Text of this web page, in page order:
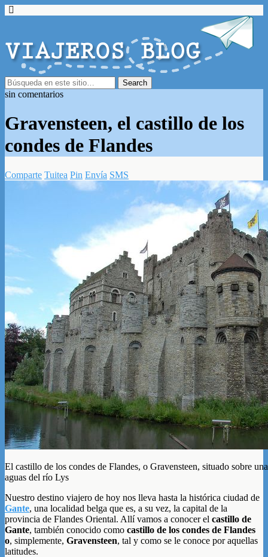
sin comentarios
Gravensteen, el castillo de los
condes de Flandes
Comparte Tuitea Pin Envía SMS
El castillo de los condes de Flandes, o Gravensteen, situado sobre
aguas del río Lys
Nuestro destino viajero de hoy nos lleva hasta la histórica ciudad de
Gante, una localidad belga que es, a su vez, la capital de la
provincia de Flandes Oriental. Allí vamos a conocer el castillo de
Gante, también conocido como castillo de los condes de Flandes
o, simplemente, Gravensteen, tal y como se le conoce por aquellas
latitudes.